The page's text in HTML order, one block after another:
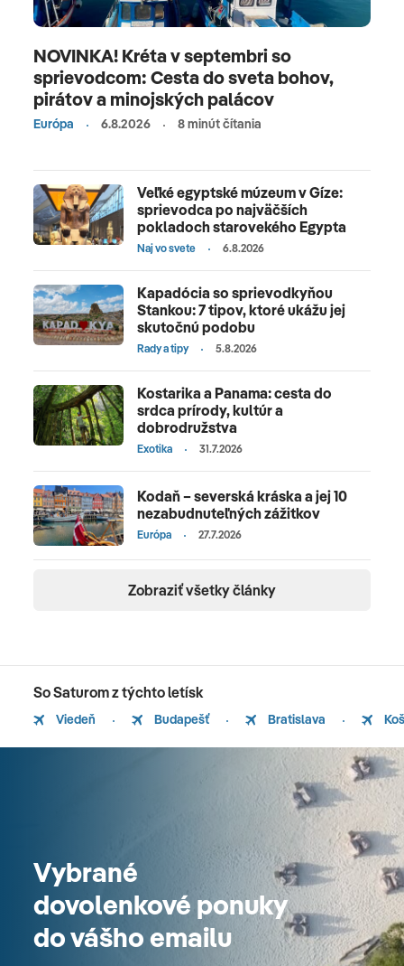
NOVINKA! Kréta v septembri so
sprievodcom: Cesta do sveta bohov,
pirátov a minojských palácov
Európa 6.8.2026 8 minút čítania
Veľké egyptské múzeum v Gíze:
sprievodca po najväčších
pokladoch starovekého Egypta
Naj vo svete 6.8.2026
Kapadócia so sprievodkyňou
Stankou: 7 tipov, ktoré ukážu jej
skutočnú podobu
Rady a tipy 5.8.2026
Kostarika a Panama: cesta do
srdca prírody, kultúr a
dobrodružstva
Exotika 31.7.2026
Kodaň – severská kráska a jej 10
nezabudnuteľných zážitkov
Európa 27.7.2026
Zobraziť všetky články
So Saturom z týchto letísk
Viedeň Budapešť Bratislava
Vybrané
dovolenkové ponuky
do vášho emailu